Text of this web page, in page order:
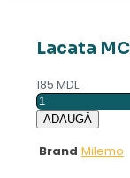
Lacata
185 MDL
Cantitate
Lacata
Alb
ADAUGĂ
Brand Milemo